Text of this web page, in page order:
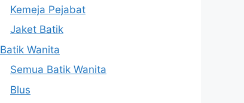
Kemeja Pejabat
Jaket Batik
Batik Wanita
Semua Batik Wanita
Blus